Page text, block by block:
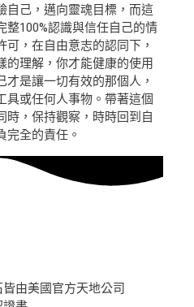
自己，邁向靈魂目標，而這
整100%認識與信任自己的情
，在自由意志的認同下，
的理解，你才能健康的使用
是讓一切有效的那個人，
具或任何人事物。帶著這個
時，保持觀察，時時回到自
完全的責任。
由美國官方天地公司